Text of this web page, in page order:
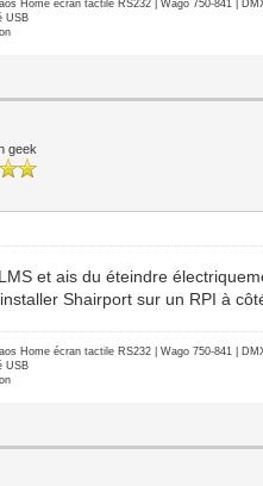
Home écran tactile RS232 | Wago 750-841 |
USB
geek
et ais du éteindre
Shairport sur un RPI à
Home écran tactile RS232 | Wago 750-841 |
USB